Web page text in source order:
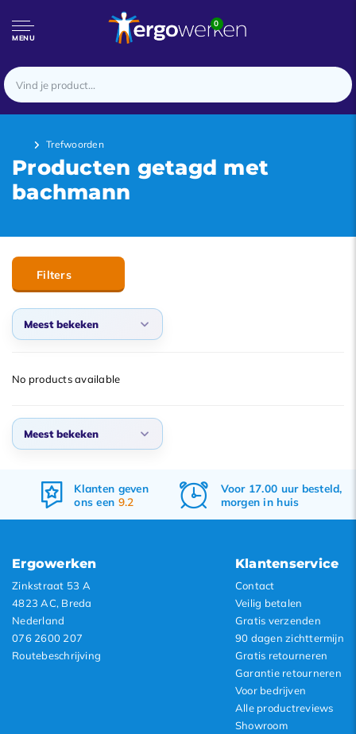
MENU
0
Trefwoorden
Producten getagd met
bachmann
Filters
Meest bekeken
Nieuwste producten
Hoogste prijs
No products available
Meest bekeken
Nieuwste producten
Laagste prijs
Klanten geven
ons een 9.2
Voor 17.00 uur besteld,
morgen in huis
Ergowerken
Zinkstraat 53 A
4823 AC, Breda
Nederland
076 2600 207
Routebeschrijving
Klantenservice
Contact
Veilig betalen
Gratis verzenden
90 dagen zichttermijn
Gratis retourneren
Garantie retourneren
Voor bedrijven
Alle productreviews
Showroom